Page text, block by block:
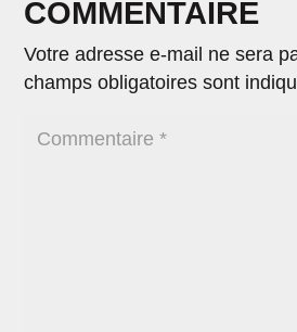
COMMENTAIRE
Votre adresse e-mail ne sera
champs obligatoires sont